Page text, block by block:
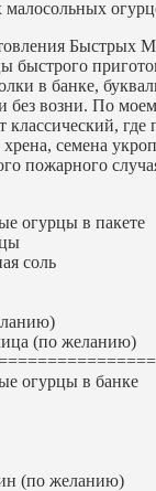
Быстрых
быстрого
в банке,
без возни. По
классический, где
семена
пожарного
огурцы в пакете
соль
(по желанию)
огурцы в банке
(по желанию)